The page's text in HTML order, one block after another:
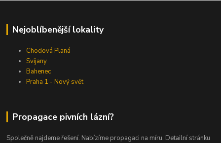
Nejoblíbenější lokality
Chodová Planá
Svijany
Bahenec
Praha 1 - Nový svět
Propagace pivních lázní?
Společně najdeme řešení. Nabízíme propagaci na míru. Detailní stránku